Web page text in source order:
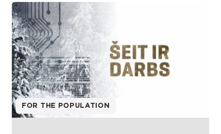
FOR THE POPULATION